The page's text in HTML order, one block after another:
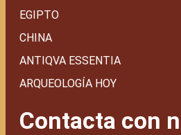
EGIPTO
CHINA
ANTIQVA ESSENTIA
ARQUEOLOGÍA HOY
Contacta con